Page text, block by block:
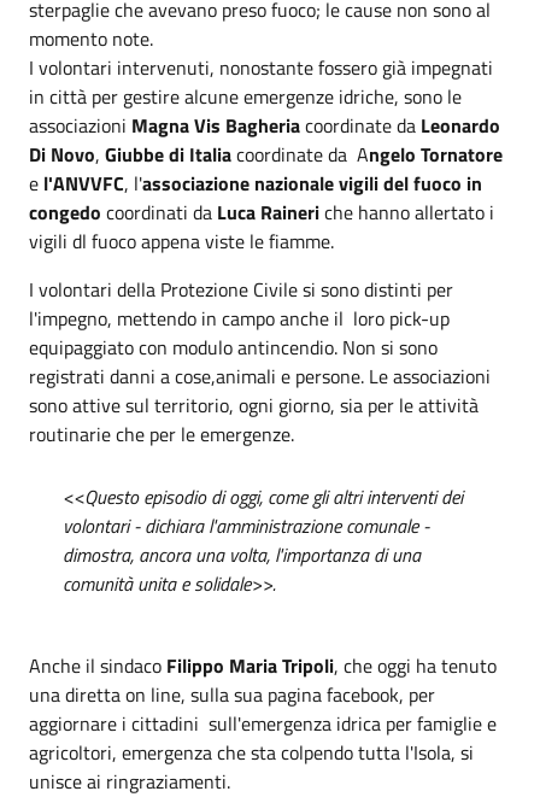
sterpaglie che avevano preso fuoco; le cause non sono al
momento note.
I volontari intervenuti, nonostante fossero già impegnati
in città per gestire alcune emergenze idriche, sono le
associazioni Magna Vis Bagheriacoordinate da Leonardo
Di Novo, Giubbe di Italiacoordinate da Angelo Tornatore
e l'ANVVFC, l'associazione nazionale vigili del fuoco in
congedo coordinati da Luca Raineriche hanno allertato i
vigili dl fuoco appena viste le fiamme.
I volontari della Protezione Civile si sono distinti per
l'impegno, mettendo in campo anche il loro pick-up
equipaggiato con modulo antincendio. Non si sono
registrati danni a cose,animali e persone. Le associazioni
sono attive sul territorio, ogni giorno, sia per le attività
routinarie che per le emergenze.
<<Questo episodio di oggi, come gli altri interventi dei
volontari - dichiara l'amministrazione comunale -
dimostra, ancora una volta, l'importanza di una
comunità unita e solidale>>.
Anche il sindaco Filippo Maria Tripoli, che oggi ha tenuto
una diretta on line, sulla sua pagina facebook, per
aggiornare i cittadini sull'emergenza idrica per famiglie e
agricoltori, emergenza che sta colpendo tutta l'Isola, si
unisce ai ringraziamenti.